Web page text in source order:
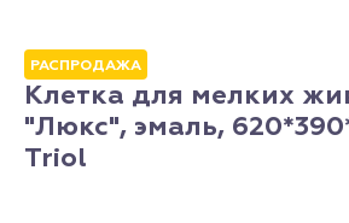
РАСПРОДАЖА
Клетка для мелких
"Люкс", эмаль,
Triol